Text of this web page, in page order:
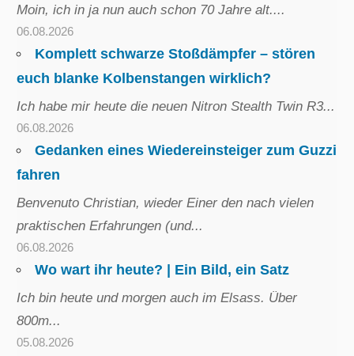
Moin, ich in ja nun auch schon 70 Jahre alt....
06.08.2026
Komplett schwarze Stoßdämpfer – stören
euch blanke Kolbenstangen wirklich?
Ich habe mir heute die neuen Nitron Stealth Twin R3...
06.08.2026
Gedanken eines Wiedereinsteiger zum Guzzi
fahren
Benvenuto Christian, wieder Einer den nach vielen
praktischen Erfahrungen (und...
06.08.2026
Wo wart ihr heute? | Ein Bild, ein Satz
Ich bin heute und morgen auch im Elsass. Über
800m...
05.08.2026